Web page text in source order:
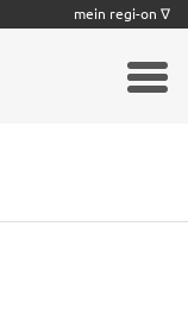
mein regi-on ∇